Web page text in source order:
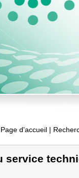
Page d'accueil |
service